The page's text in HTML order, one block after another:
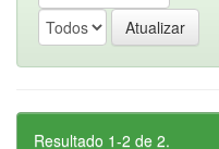
Resultado 1-2 de 2.